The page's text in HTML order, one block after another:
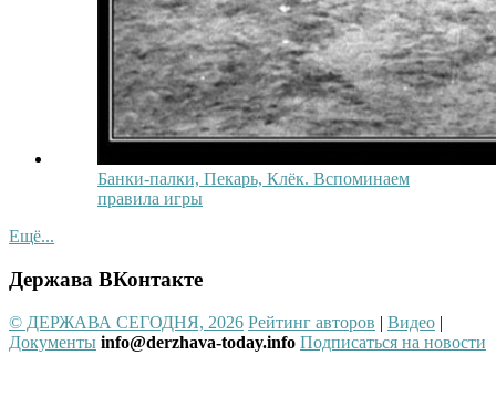
Банки-палки, Пекарь, Клёк. Вспоминаем
правила игры
Ещё...
Держава ВКонтакте
© ДЕРЖАВА СЕГОДНЯ, 2026 Рейтинг авторов | Видео |
Документы info@derzhava-today.info Подписаться на новости